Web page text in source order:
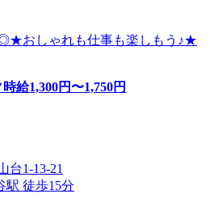
おしゃれも仕事も楽しもう♪★
時給1,300円〜1,750円
台1-13-21
駅 徒歩15分